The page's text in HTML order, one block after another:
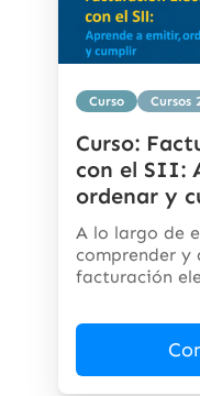
Curso Cursos
Curso:
con el SII:
ordenar y
A lo largo de
comprender y
facturación